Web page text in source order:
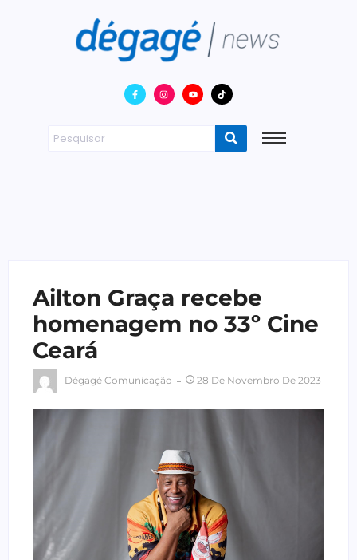
Ailton Graça recebe
homenagem no 33º Cine
Ceará
Dégagé Comunicação 28 De Novembro De 2023